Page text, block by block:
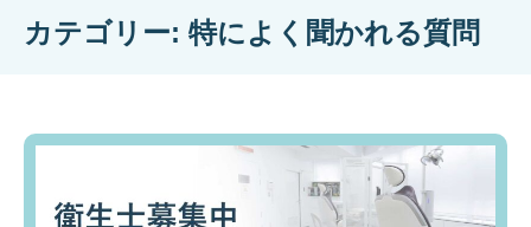
カテゴリー: 特によく聞かれる質問